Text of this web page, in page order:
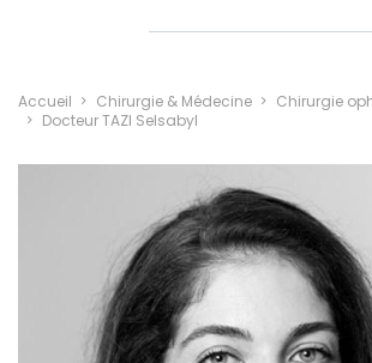
Accueil Chirurgie & Médecine
Chirurgie
Docteur TAZI Selsabyl